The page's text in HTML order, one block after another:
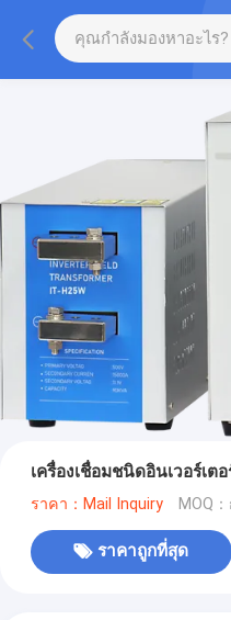
เครื่องเชื่อมชนิดอินเวอร์เต
ราคา：Mail Inquiry MOQ
ราคาถูกที่สุด